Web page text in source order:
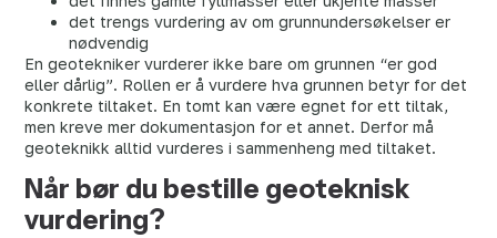
det trengs vurdering av om grunnundersøkelser er
nødvendig
En geotekniker vurderer ikke bare om grunnen “er god
eller dårlig”. Rollen er å vurdere hva grunnen betyr for det
konkrete tiltaket. En tomt kan være egnet for ett tiltak,
men kreve mer dokumentasjon for et annet. Derfor må
geoteknikk alltid vurderes i sammenheng med tiltaket.
Når bør du bestille geoteknisk
vurdering?